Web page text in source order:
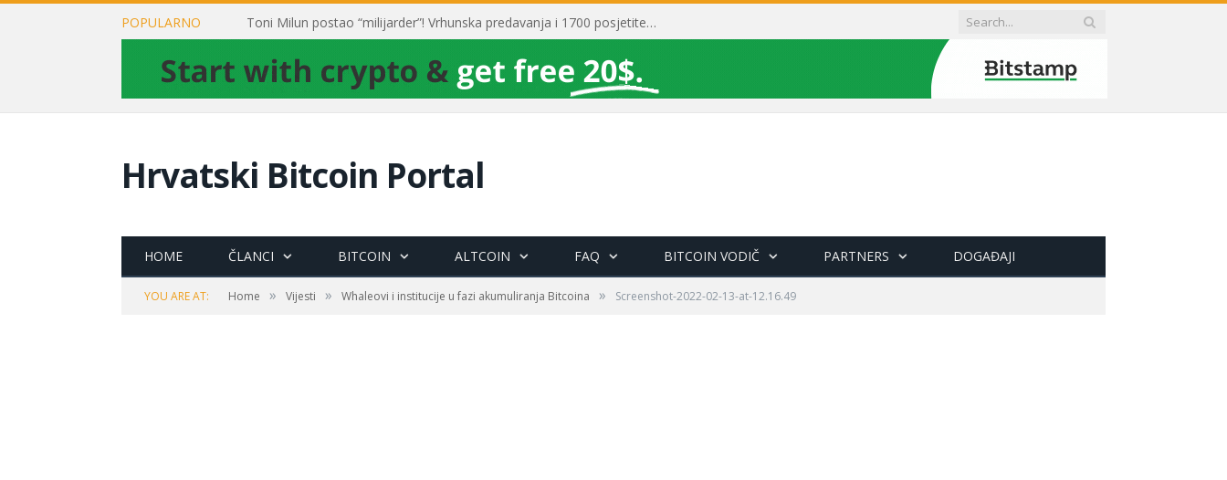
POPULARNO Toni Milun postao “milijarder”! Vrhunska predavanja i 1700 posjetitelja obilježili su mjesec financijske pismenosti
Hrvatski Bitcoin Portal
HOME ČLANCI BITCOIN ALTCOIN FAQ BITCOIN VODIČ PARTNERS DOGAĐAJI
YOU ARE AT: Home » Vijesti » Whaleovi i institucije u fazi akumuliranja Bitcoina » Screenshot-2022-02-13-at-12.16.49